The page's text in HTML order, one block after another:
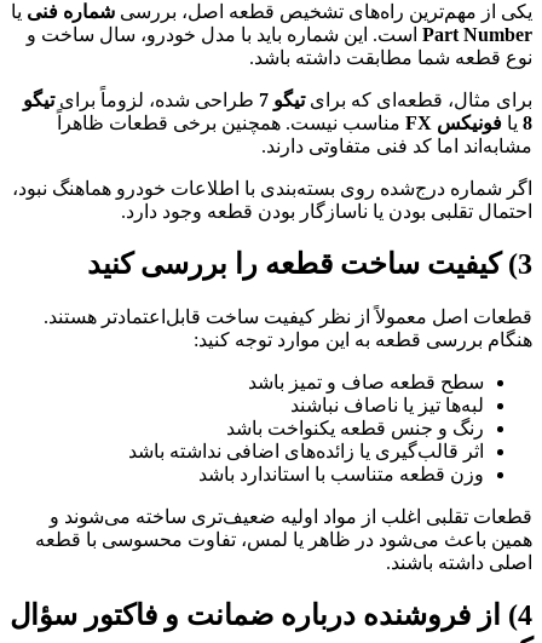
یکی از مهم‌ترین راه‌های تشخیص قطعه اصل، بررسی شماره فنی یا
Part Number است. این شماره باید با مدل خودرو، سال ساخت و
نوع قطعه شما مطابقت داشته باشد.
برای مثال، قطعه‌ای که برایتیگو 7 طراحی شده، لزوماً برایتیگو
8 یا فونیکس FX
مناسب نیست. همچنین برخی قطعات ظاهراً
مشابه‌اند اما کد فنی متفاوتی دارند.
اگر شماره درج‌شده روی بسته‌بندی با اطلاعات خودرو هماهنگ نبود،
احتمال تقلبی بودن یا ناسازگار بودن قطعه وجود دارد.
3) کیفیت ساخت قطعه را بررسی کنید
قطعات اصل معمولاً از نظر کیفیت ساخت قابل‌اعتمادتر هستند.
هنگام بررسی قطعه به این موارد توجه کنید:
سطح قطعه صاف و تمیز باشد
لبه‌ها تیز یا ناصاف نباشند
رنگ و جنس قطعه یکنواخت باشد
اثر قالب‌گیری یا زائده‌های اضافی نداشته باشد
وزن قطعه متناسب با استاندارد باشد
قطعات تقلبی اغلب از مواد اولیه ضعیف‌تری ساخته می‌شوند و
همین باعث می‌شود در ظاهر یا لمس، تفاوت محسوسی با قطعه
اصلی داشته باشند.
4) از فروشنده درباره ضمانت و فاکتور سؤال